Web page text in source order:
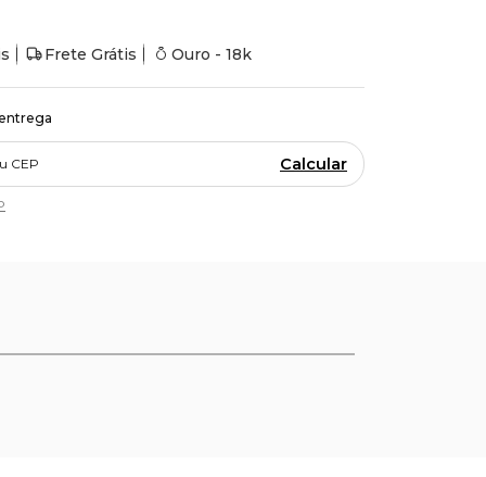
Frete Grátis Ouro - 18k
Calcular